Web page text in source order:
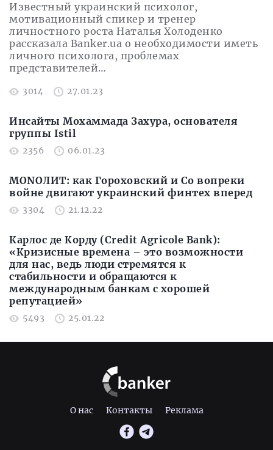
Известный украинский психолог,
мотивационный спикер и тренер
личностного роста Наталья Холоденко
рассказала Banker.ua о необходимости иметь
личного психолога, проблемах
представителей…
3014 27.01.23
Инсайты Мохаммада Захура, основателя
группы Istil
2356 06.01.23
MONOЛИТ: как Гороховский и Сo вопреки
войне двигают украинский финтех вперед
3304 21.12.22
Карлос де Корду (Credit Agricole Bank):
«Кризисные времена – это возможности
для нас, ведь люди стремятся к
стабильности и обращаются к
международным банкам с хорошей
репутацией»
5493 25.01.22
О нас Контакты Реклама